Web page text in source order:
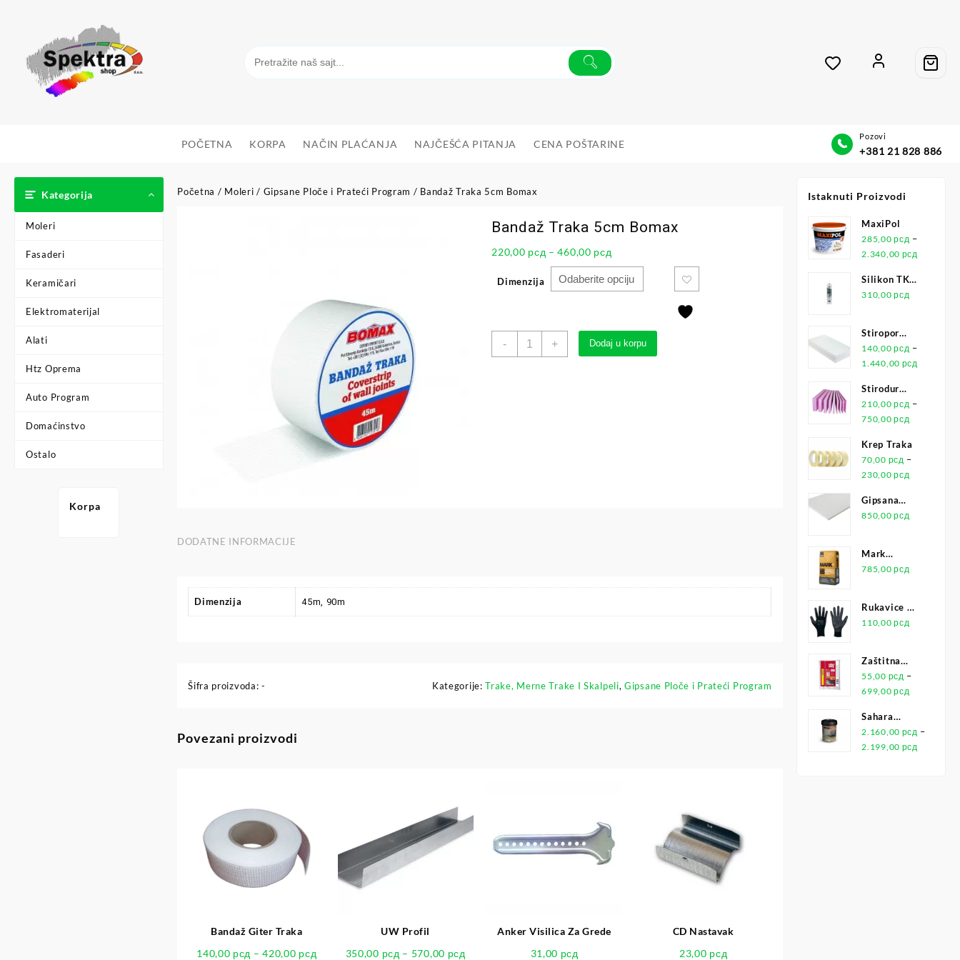
POČETNA KORPA NAČIN PLAĆANJA NAJČEŠĆA PITANJA CENA POŠTARINE
Pozovi
+381 21 828 886
Kategorija
Moleri
Fasaderi
Keramičari
Elektromaterijal
Alati
Htz Oprema
Auto Program
Domaćinstvo
Ostalo
Korpa
Početna / Moleri / Gipsane Ploče i Prateći Program / Bandaž Traka 5cm Bomax
Bandaž Traka 5cm Bomax
220,00 рсд – 460,00 рсд
Dimenzija
- + Dodaj u korpu
DODATNE INFORMACIJE
Dimenzija 45m, 90m
Šifra proizvoda:- Kategorije:Trake, Merne Trake I Skalpeli,Gipsane Ploče i Prateći Program
Povezani proizvodi
Bandaž Giter Traka
140,00 рсд – 420,00 рсд
UW Profil
350,00 рсд – 570,00 рсд
Anker Visilica Za Grede
31,00 рсд
CD Nastavak
23,00 рсд
Istaknuti Proizvodi
MaxiPol
285,00рсд –
2.340,00 рсд
Silikon TKK
Universal
310,00рсд
Stiropor
Jubizol EPS
F-WO
140,00рсд –
1.440,00 рсд
Stirodur
XPS
210,00рсд –
750,00рсд
Krep Traka
70,00 рсд –
230,00рсд
Gipsana
Ploča
850,00рсд
Mark
Univerzalno
785,00рсд
Rukavice Za
Montažu Pu
110,00рсд
Zaštitna
Folija
55,00 рсд –
699,00рсд
Sahara
Maxidecor
1L
2.160,00 рсд –
2.199,00 рсд